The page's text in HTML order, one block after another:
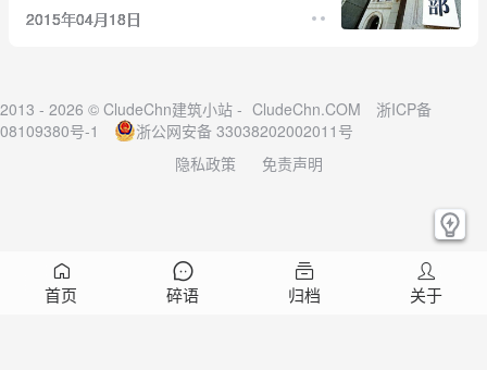
2015年04月18日
2013 - 2026 © CludeChn建筑小站 - CludeChn.COM
浙ICP备
08109380号-1
浙公网安备 33038202002011号
隐私政策
免责声明
首页 碎语 归档 关于